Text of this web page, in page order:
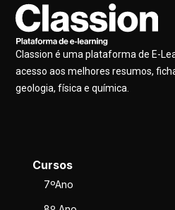
Classion é uma plataforma de E-
acesso aos melhores resumos,
geologia, física e química.
Cursos
7ºAno